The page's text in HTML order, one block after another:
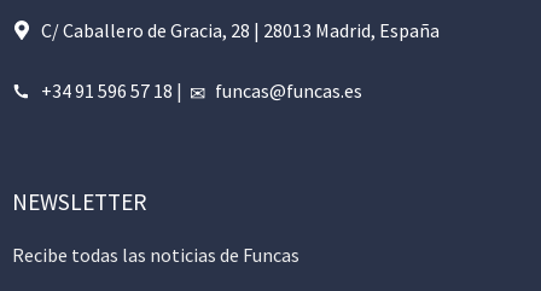
C/ Caballero de Gracia, 28 | 28013 Madrid, España
+34 91 596 57 18 | funcas@funcas.es
NEWSLETTER
Recibe todas las noticias de Funcas